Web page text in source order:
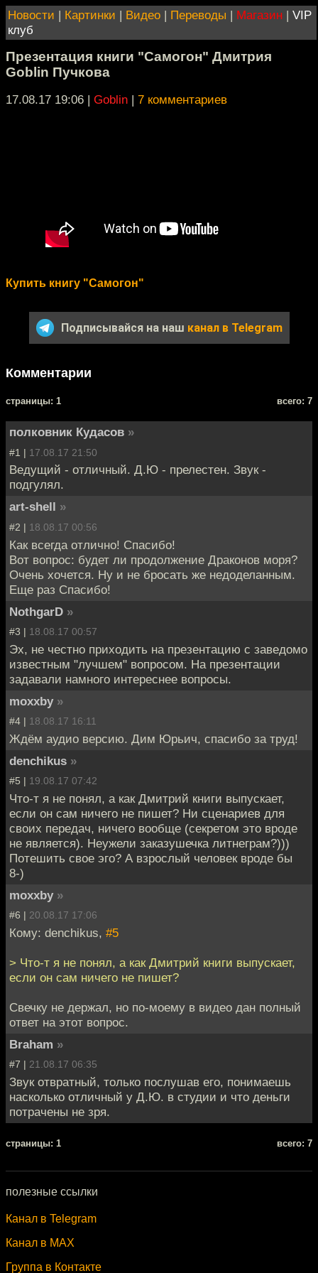
Новости | Картинки | Видео | Переводы | Магазин | VIP
клуб
Презентация книги "Самогон" Дмитрия
Goblin Пучкова
17.08.17 19:06 | Goblin | 7 комментариев
Купить книгу "Самогон"
Подписывайся на наш канал в Telegram
Комментарии
cтраницы: 1 всего: 7
полковник Кудасов »
#1 | 17.08.17 21:50
Ведущий - отличный. Д.Ю - прелестен. Звук -
подгулял.
art-shell »
#2 | 18.08.17 00:56
Как всегда отлично! Спасибо!
Вот вопрос: будет ли продолжение Драконов моря?
Очень хочется. Ну и не бросать же недоделанным.
Еще раз Спасибо!
NothgarD »
#3 | 18.08.17 00:57
Эх, не честно приходить на презентацию с заведомо
известным "лучшем" вопросом. На презентации
задавали намного интереснее вопросы.
moxxby »
#4 | 18.08.17 16:11
Ждём аудио версию. Дим Юрьич, спасибо за труд!
denchikus »
#5 | 19.08.17 07:42
Что-т я не понял, а как Дмитрий книги выпускает,
если он сам ничего не пишет? Ни сценариев для
своих передач, ничего вообще (секретом это вроде
не является). Неужели заказушечка литнеграм?)))
Потешить свое эго? А взрослый человек вроде бы
8-)
moxxby »
#6 | 20.08.17 17:06
Кому: denchikus, #5
> Что-т я не понял, а как Дмитрий книги выпускает,
если он сам ничего не пишет?
Свечку не держал, но по-моему в видео дан полный
ответ на этот вопрос.
Braham »
#7 | 21.08.17 06:35
Звук отвратный, только послушав его, понимаешь
насколько отличный у Д.Ю. в студии и что деньги
потрачены не зря.
cтраницы: 1 всего: 7
полезные ссылки
Канал в Telegram
Канал в MAX
Группа в Контакте